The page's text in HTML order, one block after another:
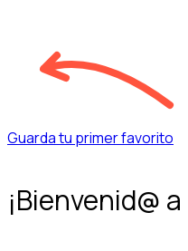
Guarda tu primer favorito
¡Bienvenid@ a